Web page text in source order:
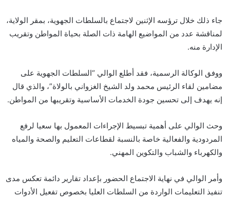
جاء ذلك خلال ترؤسه الإثنين لاجتماع بالسلطات الجهوية، بمقر الولاية،
لمناقشة عدد من المواضيع الهامة ذات الصلة بحياة المواطن وتقريب
الإدارة منه.
ووفق الوكالة الرسمية، فقد أطلع الوالي “السلطات الجهوية على
مضامين لقاء الرئيس محمد ولد الشيخ الغزواني بالولاة”، والذي قال
إنه يهدف إلى تحسين جودة الخدمات الأساسية وتقريبها من المواطن.
وحث الوالي على أهمية تبسيط الإجراءات المعمول بها سعيا لرفع
المردودية والفعالية خاصة بالنسبة لقطاعات التعليم والصحة والمياه
والكهرباء والشباب والتكوين المهني.
وأمر الوالي في نهاية الاجتماع الحضور بإعداد تقارير دائمة تعكس مدى
تنفيذ التعليمات الواردة من السلطات العليا بخصوص تفعيل الأدوات